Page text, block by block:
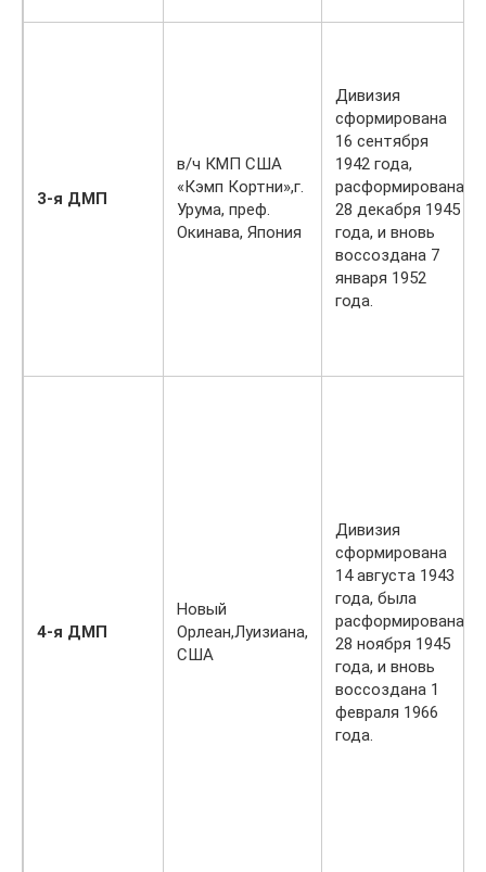
3-я ДМП
в/ч КМП США
«Кэмп Кортни»,г.
Урума, преф.
Окинава, Япония
Дивизия
сформирована
16 сентября
1942 года,
расформирована
28 декабря 1945
года, и вновь
воссоздана 7
января 1952
года.
4-я ДМП
Новый
Орлеан,Луизиана,
США
Дивизия
сформирована
14 августа 1943
года, была
расформирована
28 ноября 1945
года, и вновь
воссоздана 1
февраля 1966
года.